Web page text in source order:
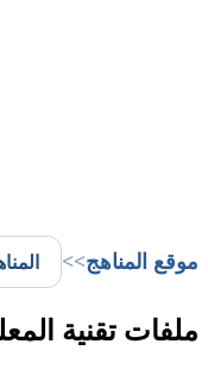
موقع المناهج>>
ملفات تقنية